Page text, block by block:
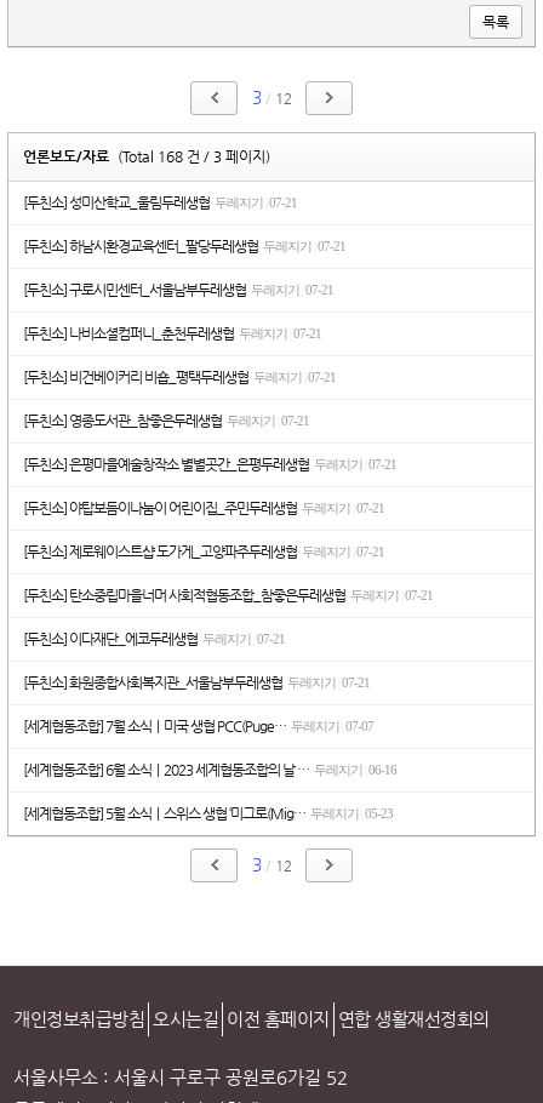
목록
3 / 12
언론보도/자료 (Total 168 건 / 3 페이지)
[두친소] 성미산학교_울림두레생협 두레지기 07-21
[두친소] 하남시환경교육센터_팔당두레생협 두레지기 07-21
[두친소] 구로시민센터_서울남부두레생협 두레지기 07-21
[두친소] 나비소셜컴퍼니_춘천두레생협 두레지기 07-21
[두친소] 비건베이커리 비숍_평택두레생협 두레지기 07-21
[두친소] 영종도서관_참좋은두레생협 두레지기 07-21
[두친소] 은평마을예술창작소 별별곳간_은평두레생협 두레지기 07-21
[두친소] 야탑보듬이나눔이 어린이집_주민두레생협 두레지기 07-21
[두친소] 제로웨이스트샵 도가게_고양파주두레생협 두레지기 07-21
[두친소] 탄소중립마을너머 사회적협동조합_참좋은두레생협 두레지기 07-21
[두친소] 이다재단_에코두레생협 두레지기 07-21
[두친소] 화원종합사회복지관_서울남부두레생협 두레지기 07-21
[세계협동조합] 7월 소식ㅣ미국 생협 PCC(Puge… 두레지기 07-07
[세계협동조합] 6월 소식ㅣ2023 세계협동조합의 날 … 두레지기 06-16
[세계협동조합] 5월 소식ㅣ스위스 생협 ‘미그로(Mig… 두레지기 05-23
3 / 12
개인정보취급방침 오시는길 이전 홈페이지 연합 생활재선정회의
서울사무소 : 서울시 구로구 공원로6가길 52